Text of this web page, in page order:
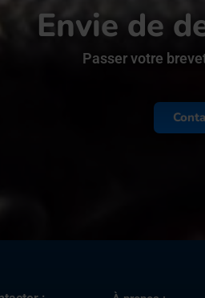
Envie de
Passer votre